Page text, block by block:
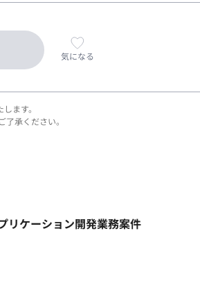
気になる
ます。
承ください。
リケーション開発業務案件